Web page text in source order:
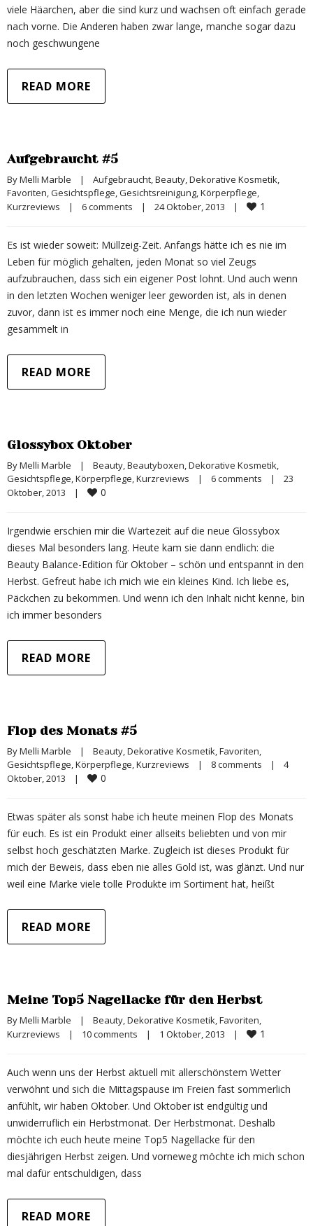
viele Häarchen, aber die sind kurz und wachsen oft einfach gerade
nach vorne. Die Anderen haben zwar lange, manche sogar dazu
noch geschwungene
READ MORE
Aufgebraucht #5
By Melli Marble | Aufgebraucht Beauty Dekorative Kosmetik
Favoriten Gesichtspflege Gesichtsreinigung Körperpflege
Kurzreviews
| 6 comments | 24 Oktober, 2013 | 1
Es ist wieder soweit: Müllzeig-Zeit. Anfangs hätte ich es nie im
Leben für möglich gehalten, jeden Monat so viel Zeugs
aufzubrauchen, dass sich ein eigener Post lohnt. Und auch wenn
in den letzten Wochen weniger leer geworden ist, als in denen
zuvor, dann ist es immer noch eine Menge, die ich nun wieder
gesammelt in
READ MORE
Glossybox Oktober
By Melli Marble | Beauty Beautyboxen Dekorative Kosmetik
Gesichtspflege Körperpflege Kurzreviews | 6 comments |
23
Oktober, 2013
| 0
Irgendwie erschien mir die Wartezeit auf die neue Glossybox
dieses Mal besonders lang. Heute kam sie dann endlich: die
Beauty Balance-Edition für Oktober – schön und entspannt in den
Herbst. Gefreut habe ich mich wie ein kleines Kind. Ich liebe es,
Päckchen zu bekommen. Und wenn ich den Inhalt nicht kenne, bin
ich immer besonders
READ MORE
Flop des Monats #5
By Melli Marble | Beauty Dekorative Kosmetik Favoriten
Gesichtspflege Körperpflege Kurzreviews | 8 comments |
4
Oktober, 2013
| 0
Etwas später als sonst habe ich heute meinen Flop des Monats
für euch. Es ist ein Produkt einer allseits beliebten und von mir
selbst hoch geschätzten Marke. Zugleich ist dieses Produkt für
mich der Beweis, dass eben nie alles Gold ist, was glänzt. Und nur
weil eine Marke viele tolle Produkte im Sortiment hat, heißt
READ MORE
Meine Top5 Nagellacke für den Herbst
By Melli Marble | Beauty Dekorative Kosmetik Favoriten
Kurzreviews
| 10 comments | 1 Oktober, 2013 | 1
Auch wenn uns der Herbst aktuell mit allerschönstem Wetter
verwöhnt und sich die Mittagspause im Freien fast sommerlich
anfühlt, wir haben Oktober. Und Oktober ist endgültig und
unwiderruflich ein Herbstmonat. Der Herbstmonat. Deshalb
möchte ich euch heute meine Top5 Nagellacke für den
diesjährigen Herbst zeigen. Und vorneweg möchte ich mich schon
mal dafür entschuldigen, dass
READ MORE